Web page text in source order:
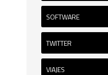
SOFTWARE
TWITTER
VIAJES